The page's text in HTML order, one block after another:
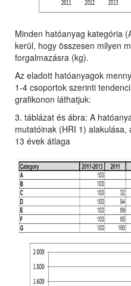
Minden hatóanyag kategória
kerül, hogy összesen milyen
forgalmazásra (kg).
Az eladott hatóanyagok
1-4 csoportok szerinti
grafikonon láthatjuk:
3. táblázat és ábra: A
mutatóinak (HRI 1)
13 évek átlaga